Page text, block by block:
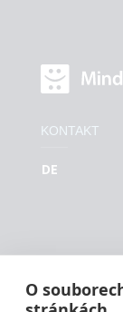
O
KONTAKT
DE
CZ